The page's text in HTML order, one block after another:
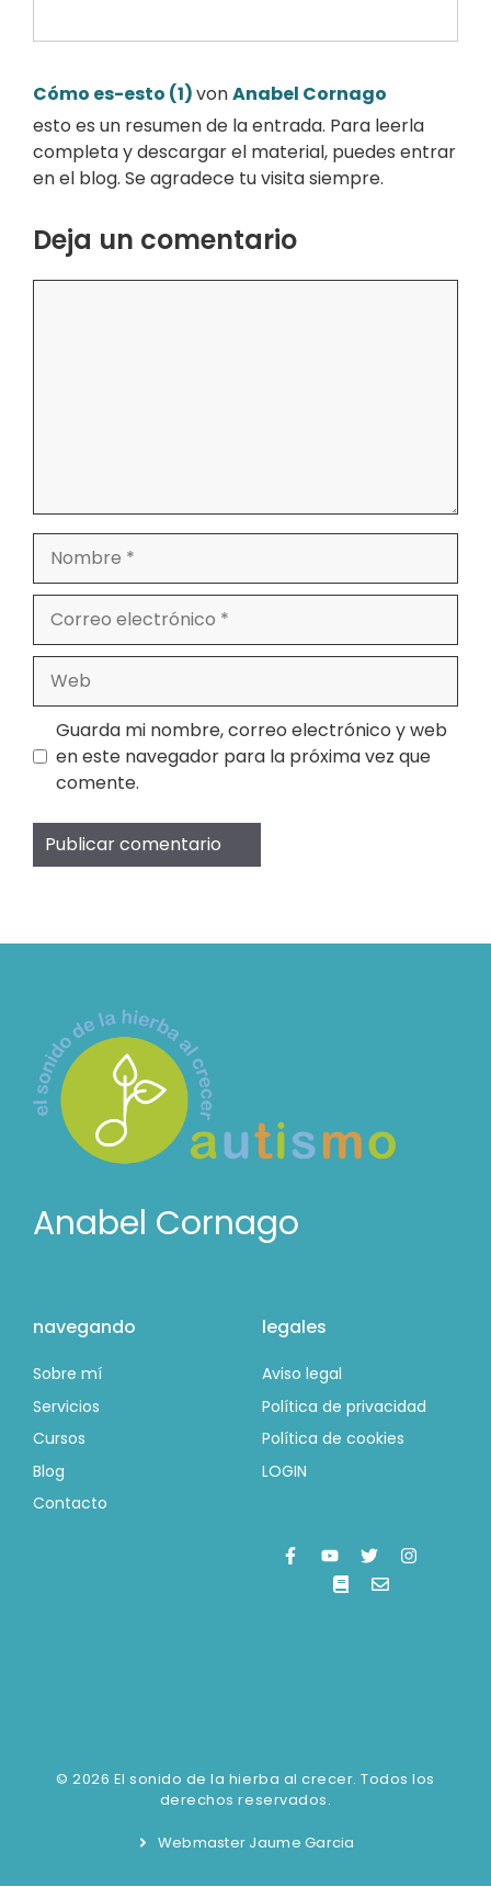
Cómo es-esto (1)vonAnabel Cornago
esto es un resumen de la entrada. Para leerla
completa y descargar el material, puedes entrar
en el blog. Se agradece tu visita siempre.
Deja un comentario
Nombre
electrónico
Guarda mi nombre, correo electrónico y web
en este navegador para la próxima vez que
comente.
Anabel Cornago
navegando
Sobre mí
Servicios
Cursos
Blog
Contacto
legales
Aviso legal
Política de privacidad
Política de cookies
LOGIN
© 2026 El sonido de la hierba al crecer. Todos los
derechos reservados.
Webmaster Jaume Garcia